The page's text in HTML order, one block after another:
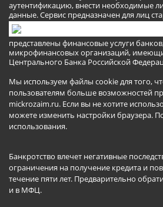
аутентификацию, внести необходимые
данные. Сервис предназначен для лиц
представлены финансовые услуги
микрофинансовых организаций,
Центрального Банка Российской
Мы используем файлы cookie для того,
пользователям больше возможностей
mickrozaim.ru. Если вы не хотите
можете изменить настройки браузера.
использования.
Банкротство влечет негативные
ограничения на получение кредита и
течение пяти лет. Предварительно
и в МФЦ.